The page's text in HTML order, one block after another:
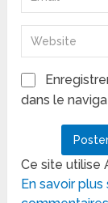
dans le
Ce site utilise
En savoir